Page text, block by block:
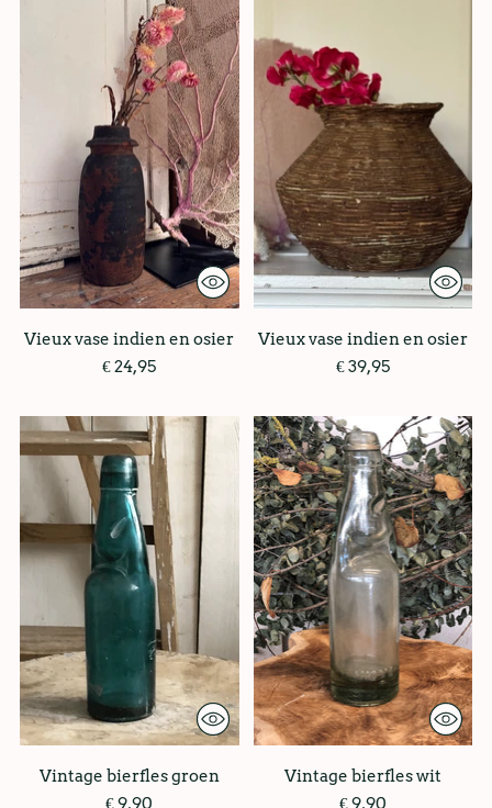
Vieux vase indien en osier
€ 24,95
Vieux vase indien en osier
€ 39,95
Vintage bierfles groen
€ 9,90
Vintage bierfles wit
€ 9,90